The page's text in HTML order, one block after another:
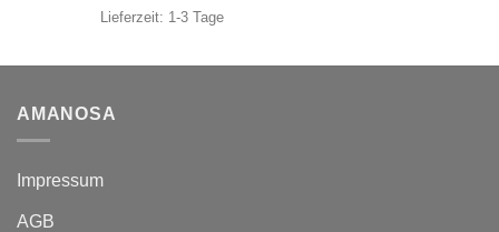
Lieferzeit: 1-3 Tage
AMANOSA
Impressum
AGB